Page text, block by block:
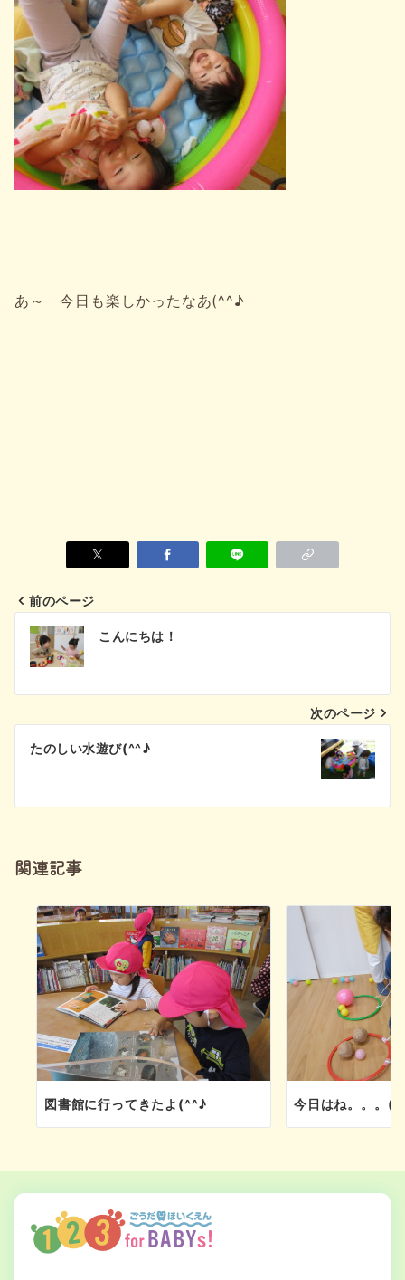
あ～ 今日も楽しかったなあ(^^♪
投
稿
ビ
シ
前のページ
こんにちは！
次のページ
たのしい水遊び(^^♪
関連記事
図書館に行ってきたよ(^^♪ 今日はね。。。